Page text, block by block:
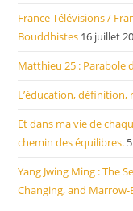
France Télévisions /
Bouddhistes 16 juillet
Matthieu 25 : Parabole
L’éducation,
Et dans ma vie de
chemin des équilibres.
Yang Jwing Ming : The
Changing, and Marrow-